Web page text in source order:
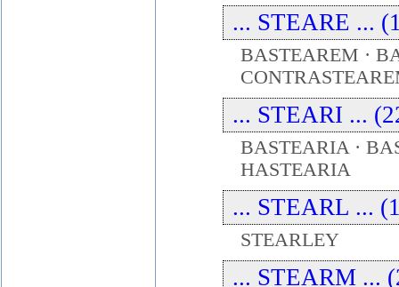
... STEARE ...
BASTEAREM ·
... STEARI ...
BASTEARIA ·
HASTEARIA
... STEARL ...
STEARLEY
... STEARM ...